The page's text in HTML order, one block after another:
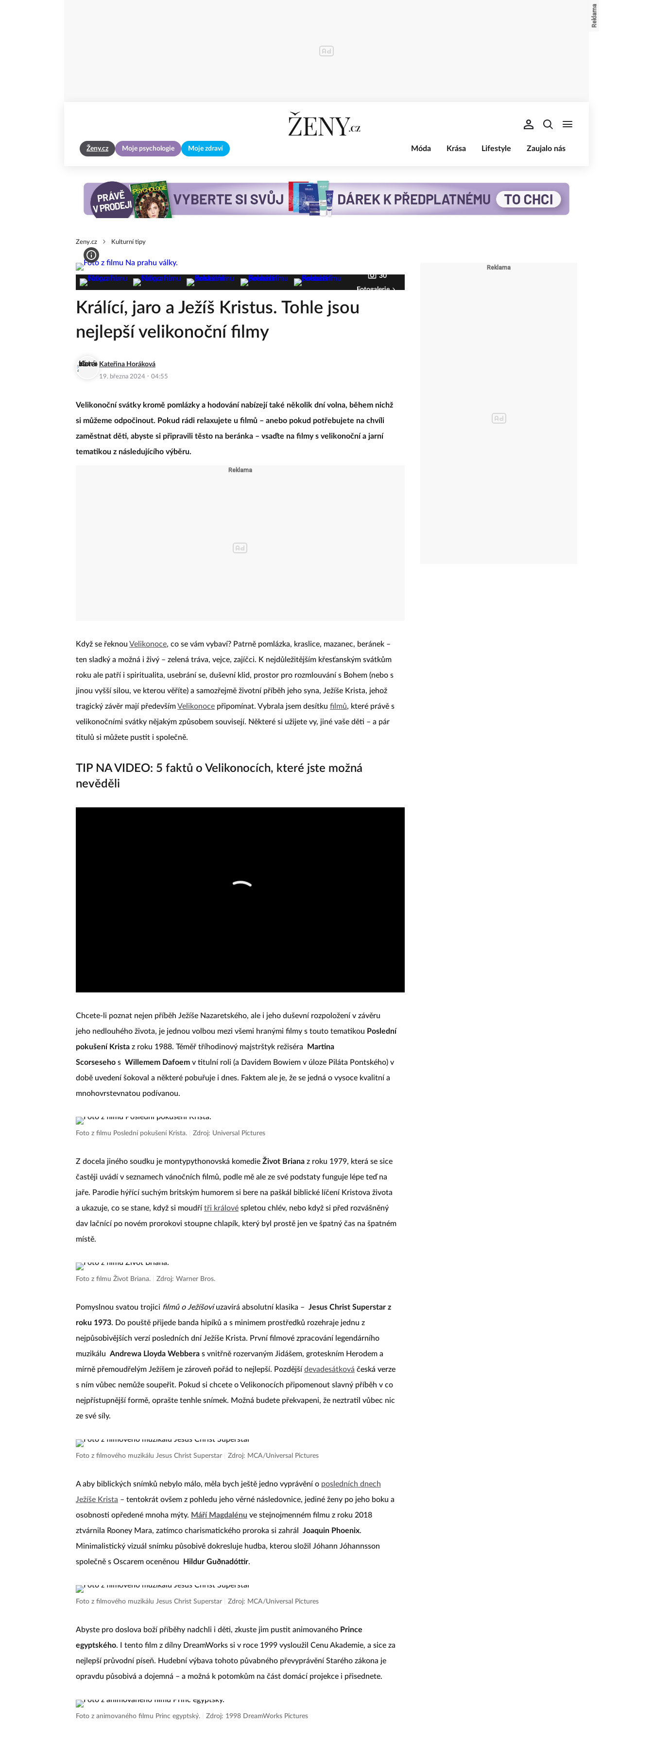
Ženy.cz Moje psychologie Moje zdraví Móda Krása Lifestyle Zaujalo nás
Zeny.cz Kulturní tipy
30
Fotogalerie
Králící, jaro a Ježíš Kristus. Tohle jsou
nejlepší velikonoční filmy
Kateřina Horáková
19. března 2024 · 04:55
Velikonoční svátky kromě pomlázky a hodování nabízejí také několik dní volna, během nichž
si můžeme odpočinout. Pokud rádi relaxujete u filmů – anebo pokud potřebujete na chvíli
zaměstnat děti, abyste si připravili těsto na beránka – vsaďte na filmy s velikonoční a jarní
tematikou z následujícího výběru.
Když se řeknou Velikonoce, co se vám vybaví? Patrně pomlázka, kraslice, mazanec, beránek –
ten sladký a možná i živý – zelená tráva, vejce, zajíčci. K nejdůležitějším křesťanským svátkům
roku ale patří i spiritualita, usebrání se, duševní klid, prostor pro rozmlouvání s Bohem (nebo s
jinou vyšší silou, ve kterou věříte) a samozřejmě životní příběh jeho syna, Ježíše Krista, jehož
tragický závěr mají předevšímVelikonoce připomínat. Vybrala jsem desítku filmů, které právě s
velikonočními svátky nějakým způsobem souvisejí. Některé si užijete vy, jiné vaše děti – a pár
titulů si můžete pustit i společně.
TIP NA VIDEO: 5 faktů o Velikonocích, které jste možná
nevěděli
Chcete-li poznat nejen příběh Ježíše Nazaretského, ale i jeho duševní rozpoložení v závěru
jeho nedlouhého života, je jednou volbou mezi všemi hranými filmy s touto tematikou Poslední
pokušení Krista z roku 1988. Téměř tříhodinový majstrštyk režiséra
Martina
Scorseseho s Willemem Dafoem v titulní roli (a Davidem Bowiem v úloze Piláta Pontského) v
době uvedení šokoval a některé pobuřuje i dnes. Faktem ale je, že se jedná o vysoce kvalitní a
mnohovrstevnatou podívanou.
Foto z filmu Poslední pokušení Krista. Zdroj: Universal Pictures
Z docela jiného soudku je montypythonovská komedie Život Briana z roku 1979, která se sice
častěji uvádí v seznamech vánočních filmů, podle mě ale ze své podstaty funguje lépe teď na
jaře. Parodie hýřící suchým britským humorem si bere na paškál biblické líčení Kristova života
a ukazuje, co se stane, když si moudří tři králové spletou chlév, nebo když si před rozvášněný
dav lačnící po novém prorokovi stoupne chlapík, který byl prostě jen ve špatný čas na špatném
místě.
Foto z filmu Život Briana. Zdroj: Warner Bros.
Pomyslnou svatou trojici filmů o Ježíšoviuzavírá absolutní klasika – Jesus Christ Superstar z
roku 1973. Do pouště přijede banda hipíků a s minimem prostředků rozehraje jednu z
nejpůsobivějších verzí posledních dní Ježíše Krista. První filmové zpracování legendárního
muzikálu Andrewa Lloyda Webbera s vnitřně rozervaným Jidášem, groteskním Herodem a
mírně přemoudřelým Ježíšem je zároveň pořád to nejlepší. Pozdější devadesátková česká verze
s ním vůbec nemůže soupeřit. Pokud si chcete o Velikonocích připomenout slavný příběh v co
nejpřístupnější formě, oprašte tenhle snímek. Možná budete překvapeni, že neztratil vůbec nic
ze své síly.
Foto z filmového muzikálu Jesus Christ Superstar Zdroj: MCA/Universal Pictures
A aby biblických snímků nebylo málo, měla bych ještě jedno vyprávění o posledních dnech
Ježíše Krista – tentokrát ovšem z pohledu jeho věrné následovnice, jediné ženy po jeho boku a
osobnosti opředené mnoha mýty. Máří Magdalénu ve stejnojmenném filmu z roku 2018
ztvárnila Rooney Mara, zatímco charismatického proroka si zahrál
Joaquin Phoenix.
Minimalistický vizuál snímku působivě dokresluje hudba, kterou složil Jóhann Jóhannsson
společně s Oscarem oceněnou
Hildur Guðnadóttir.
Foto z filmového muzikálu Jesus Christ Superstar Zdroj: MCA/Universal Pictures
Abyste pro doslova boží příběhy nadchli i děti, zkuste jim pustit animovaného Prince
egyptského. I tento film z dílny DreamWorks si v roce 1999 vysloužil Cenu Akademie, a sice za
nejlepší průvodní píseň. Hudební výbava tohoto půvabného převyprávění Starého zákona je
opravdu působivá a dojemná – a možná k potomkům na část domácí projekce i přisednete.
Foto z animovaného filmu Princ egyptský. Zdroj: 1998 DreamWorks Pictures